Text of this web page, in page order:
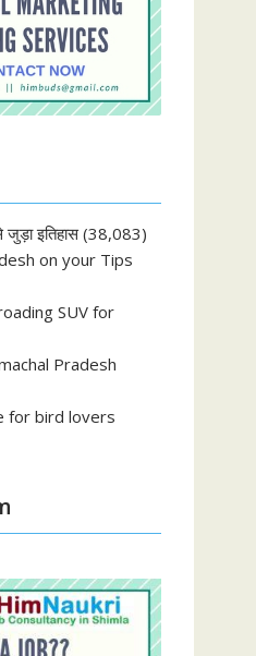
इतिहास(38,083)
on your Tips
SUV for
Pradesh
for bird lovers